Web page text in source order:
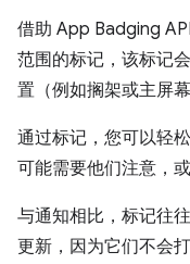
借助 App Badging
范围的标记，该标记
置（例如搁架或主屏幕
通过标记，您可以轻
可能需要他们注意，
与通知相比，标记往
更新，因为它们不会